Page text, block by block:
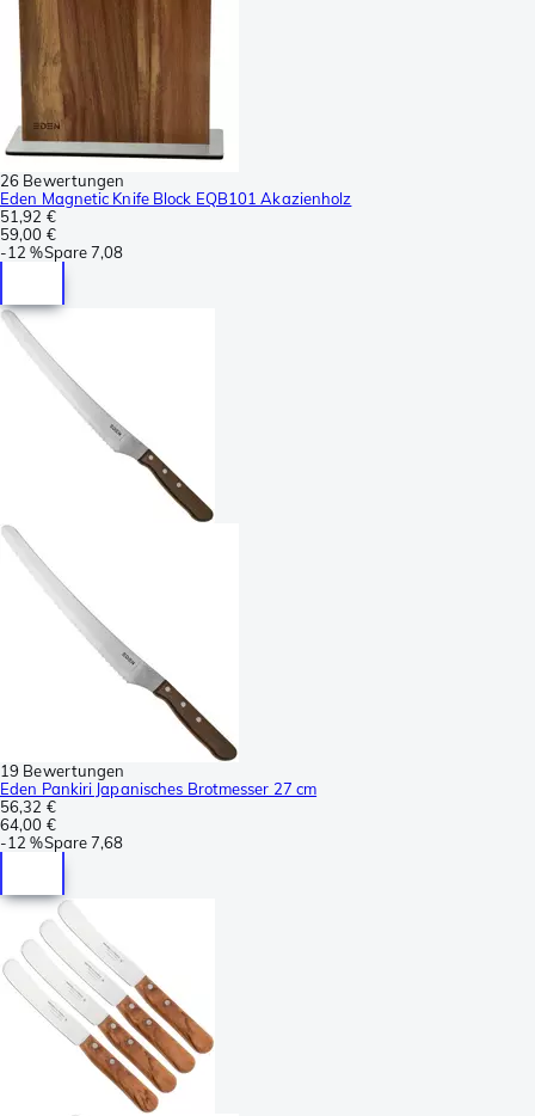
26 Bewertungen
Eden Magnetic Knife Block EQB101 Akazienholz
51,92 €
59,00 €
-12 %Spare7,08
19 Bewertungen
Eden Pankiri Japanisches Brotmesser 27 cm
56,32 €
64,00 €
-12 %Spare7,68